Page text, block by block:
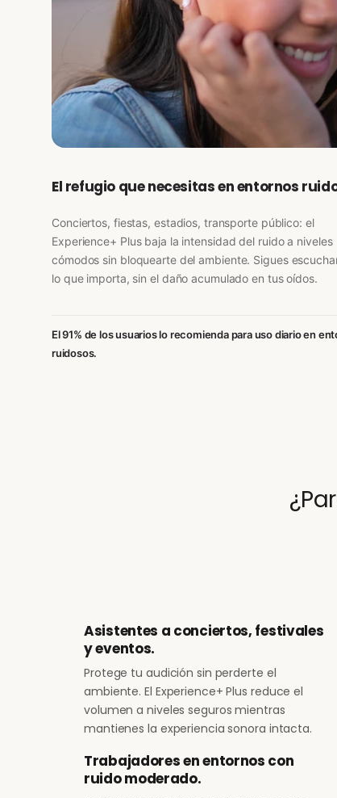
El refugio que necesitas en entornos
Conciertos, fiestas, estadios, transporte público: el
Experience+ Plus baja la intensidad del ruido a niveles
cómodos sin bloquearte del ambiente. Sigues
lo que importa, sin el daño acumulado en tus oídos.
El 91% de los usuarios lo recomienda para uso diario en
ruidosos.
Asistentes a conciertos, festivales
y eventos.
Protege tu audición sin perderte el
ambiente. El Experience+ Plus reduce el
volumen a niveles seguros mientras
mantienes la experiencia sonora intacta.
Trabajadores en entornos con
ruido moderado.